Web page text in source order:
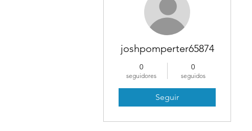
joshpomperter65874
0
seguidores
0
seguidos
Seguir